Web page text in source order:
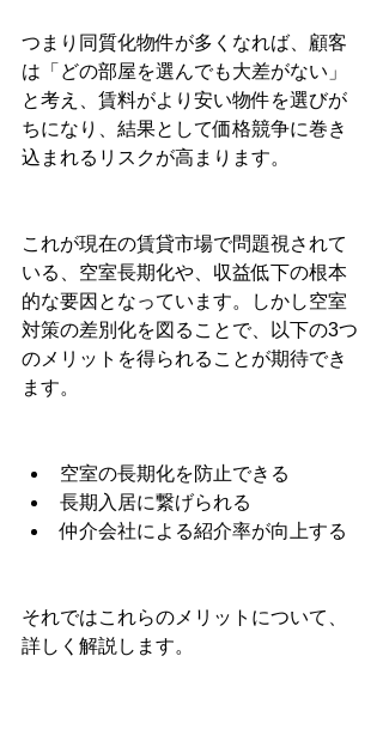
つまり同質化物件が多くなれば、顧客
は「どの部屋を選んでも大差がない」
と考え、賃料がより安い物件を選びが
ちになり、結果として価格競争に巻き
込まれるリスクが高まります。
これが現在の賃貸市場で問題視されて
いる、空室長期化や、収益低下の根本
的な要因となっています。しかし空室
対策の差別化を図ることで、以下の3つ
のメリットを得られることが期待でき
ます。
空室の長期化を防止できる
長期入居に繋げられる
仲介会社による紹介率が向上する
それではこれらのメリットについて、
詳しく解説します。